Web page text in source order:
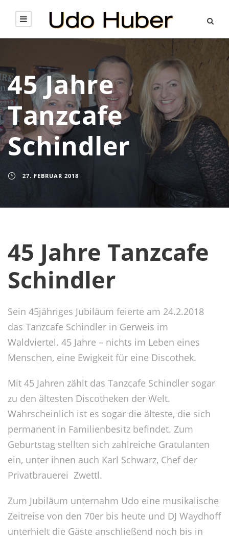
45 Jahre
Tanzcafe
Schindler
27. FEBRUAR 2018
45 Jahre Tanzcafe
Schindler
Sein 45jähriges Jubiläum feierte am 24.2.2018
das Tanzcafe Schindler in Gerweis im
Waldviertel. 45 Jahre – nichts im Leben eines
Menschen, eine Ewigkeit für eine Discothek.
Mit 45 Jahren zählt das Tanzcafe Schindler sogar
zu den ältesten Discotheken der Welt.
Wahrscheinlich ist es sogar die älteste, die sich
permanent in Familienbesitz befindet. Zum
Geburtstag stellten sich zahlreiche Gratulanten
ein, unter ihnen auch Karl Schwarz, Chef der
Privatbrauerei Zwettl.
Zum Jubiläum unternahm Udo eine musikalische
Zeitreise von den 70er bis heute und DJ Waydhoff
unterhielt die Gäste anschließend noch bis in